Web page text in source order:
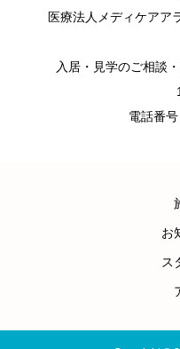
医療法人メディケアア
入居・見学のご相談
電話番
お
ス